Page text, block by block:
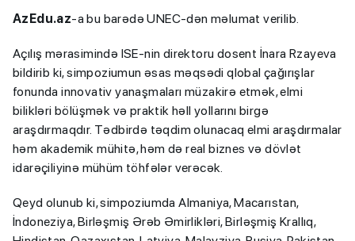
AzEdu.az-a bu barədə UNEC-dən məlumat verilib.
Açılış mərasimində ISE-nin direktoru dosent İnara Rzayeva
bildirib ki, simpoziumun əsas məqsədi qlobal çağırışlar
fonunda innovativ yanaşmaları müzakirə etmək, elmi
bilikləri bölüşmək və praktik həll yollarını birgə
araşdırmaqdır. Tədbirdə təqdim olunacaq elmi araşdırmalar
həm akademik mühitə, həm də real biznes və dövlət
idarəçiliyinə mühüm töhfələr verəcək.
Qeyd olunub ki, simpoziumda Almaniya, Macarıstan,
İndoneziya, Birləşmiş Ərəb Əmirlikləri, Birləşmiş Krallıq,